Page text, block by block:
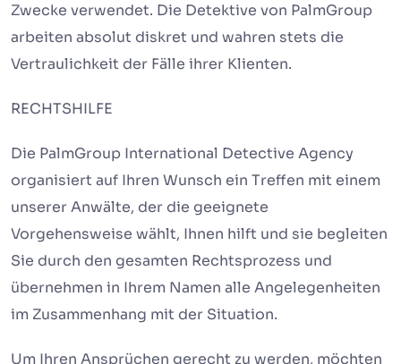
Zwecke verwendet. Die Detektive von PalmGroup
arbeiten absolut diskret und wahren stets die
Vertraulichkeit der Fälle ihrer Klienten.
RECHTSHILFE
Die PalmGroup International Detective Agency
organisiert auf Ihren Wunsch ein Treffen mit einem
unserer Anwälte, der die geeignete
Vorgehensweise wählt, Ihnen hilft und sie begleiten
Sie durch den gesamten Rechtsprozess und
übernehmen in Ihrem Namen alle Angelegenheiten
im Zusammenhang mit der Situation.
Um Ihren Ansprüchen gerecht zu werden, möchten